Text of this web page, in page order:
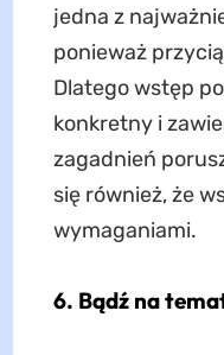
jedna z
ponieważ
Dlatego wstęp
konkretny i
zagadnień
się również, że
wymaganiami.
6. Bądź na